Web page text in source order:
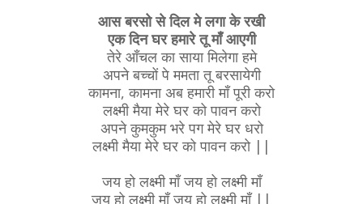
आस बरसो से दिल मे लगा के रखी
एक दिन घर हमारे तू माँ आएगी
तेरे आँचल का साया मिलेगा हमे
अपने बच्चों पे ममता तू बरसायेगी
कामना, कामना अब हमारी माँ पूरी करो
लक्ष्मी मैया मेरे घर को पावन करो
अपने कुमकुम भरे पग मेरे घर धरो
लक्ष्मी मैया मेरे घर को पावन करो ||
जय हो लक्ष्मी माँ जय हो लक्ष्मी माँ
जय हो लक्ष्मी माँ जय हो लक्ष्मी माँ ||